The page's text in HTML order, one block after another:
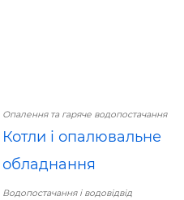
Опалення та гаряче водопостачання
Котли і опалювальне
обладнання
Водопостачання і водовідвід